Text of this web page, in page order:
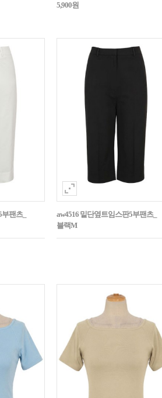
5,900원
팬츠_
aw4516 밑단옆트임스판5부팬츠_
블랙M